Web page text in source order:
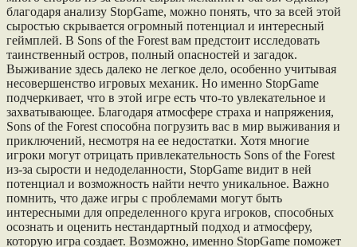
благодаря анализу StopGame, можно понять, что за всей этой
сыростью скрывается огромный потенциал и интересный
геймплей. В Sons of the Forest вам предстоит исследовать
таинственный остров, полный опасностей и загадок.
Выживание здесь далеко не легкое дело, особенно учитывая
несовершенство игровых механик. Но именно StopGame
подчеркивает, что в этой игре есть что-то увлекательное и
захватывающее. Благодаря атмосфере страха и напряжения,
Sons of the Forest способна погрузить вас в мир выживания и
приключений, несмотря на ее недостатки. Хотя многие
игроки могут отрицать привлекательность Sons of the Forest
из-за сырости и недоделанности, StopGame видит в ней
потенциал и возможность найти нечто уникальное. Важно
помнить, что даже игры с проблемами могут быть
интересными для определенного круга игроков, способных
осознать и оценить нестандартный подход и атмосферу,
которую игра создает. Возможно, именно StopGame поможет